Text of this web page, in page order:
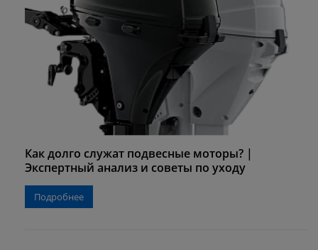
Как долго служат подвесные моторы? |
Экспертный анализ и советы по уходу
Подробнее